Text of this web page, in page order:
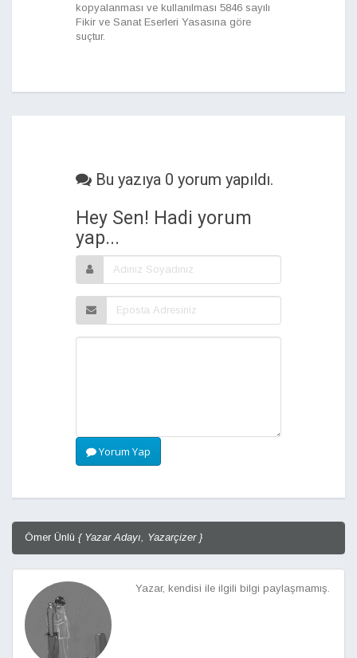
kopyalanması ve kullanılması 5846 sayılı
Fikir ve Sanat Eserleri Yasasına göre
suçtur.
Bu yazıya 0 yorum yapıldı.
Hey Sen! Hadi yorum
yap...
Yorum Yap
Ömer Ünlü { Yazar Adayı, Yazarçizer }
Yazar, kendisi ile ilgili bilgi paylaşmamış.